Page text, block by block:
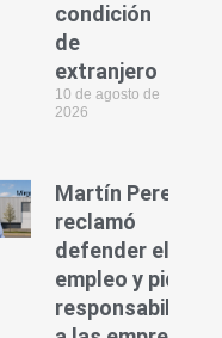
condición
de
extranjero
10 de agosto de
2026
Martín Perez
reclamó
defender el
empleo y pidió
responsabilidad